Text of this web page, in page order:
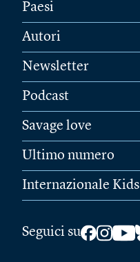
Paesi
Autori
Newsletter
Podcast
Savage love
Ultimo numero
Internazionale Kids
Seguici su